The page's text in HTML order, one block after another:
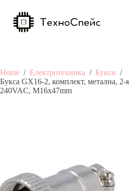
content
Home / Електротехника / Букси /
Букса GX16-2, комплект, метална,
240VAC, M16x47mm